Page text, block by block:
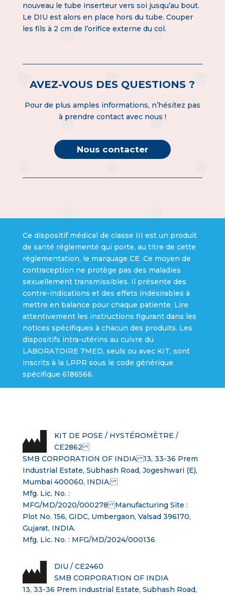
nouveau le tube inserteur vers soi jusqu’au bout.
Le DIU est alors en place hors du tube. Couper
les fils à 2 cm de l’orifice externe du col.
AVEZ-VOUS DES QUESTIONS ?
Pour de plus amples informations, n’hésitez pas
à prendre contact avec nous !
Nous contacter
Ce dispositif médical de classe III est un produit
de santé réglementé qui porte, au titre de cette
réglementation, le marquage CE. Ce moyen de
contraception ne protège pas des maladies
sexuellement transmissibles. Il présente des
contre-indications et des effets indésirables à
mettre en balance pour chaque patiente. Lire
attentivement les instructions figurant dans les
notices spécifiques à chacun des produits. Les
dispositifs intra-utérins au cuivre du
LABORATOIRE 7MED, seuls ou avec KIT, sont
inscrits à la LPPR sous le code générique
spécifique 6186566.
KIT DE POSE / HYSTÉROMÈTRE /
CE2862
SMB CORPORATION OF INDIA 13, 33-36 Prem
Industrial Estate, Subhash Road, Jogeshwari (E),
Mumbai 400060, INDIA.
Mfg. Lic. No. :
MFG/MD/2020/000278 Manufacturing Site :
Plot No. 156, GIDC, Umbergaon, Valsad 396170,
Gujarat, INDIA.
Mfg. Lic. No. : MFG/MD/2024/000136
DIU / CE2460
SMB CORPORATION OF INDIA
13, 33-36 Prem Industrial Estate, Subhash Road,